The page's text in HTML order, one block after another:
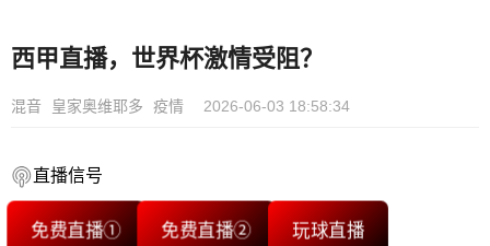
西甲直播，世界杯激情受阻？
混音 皇家奥维耶多 疫情 2026-06-03 18:58:34
直播信号
免费直播① 免费直播② 玩球直播